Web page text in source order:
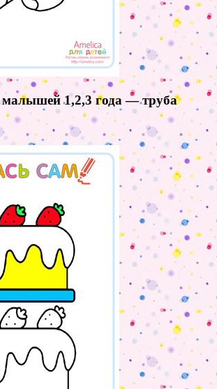
малышей 1,2,3 года — труба